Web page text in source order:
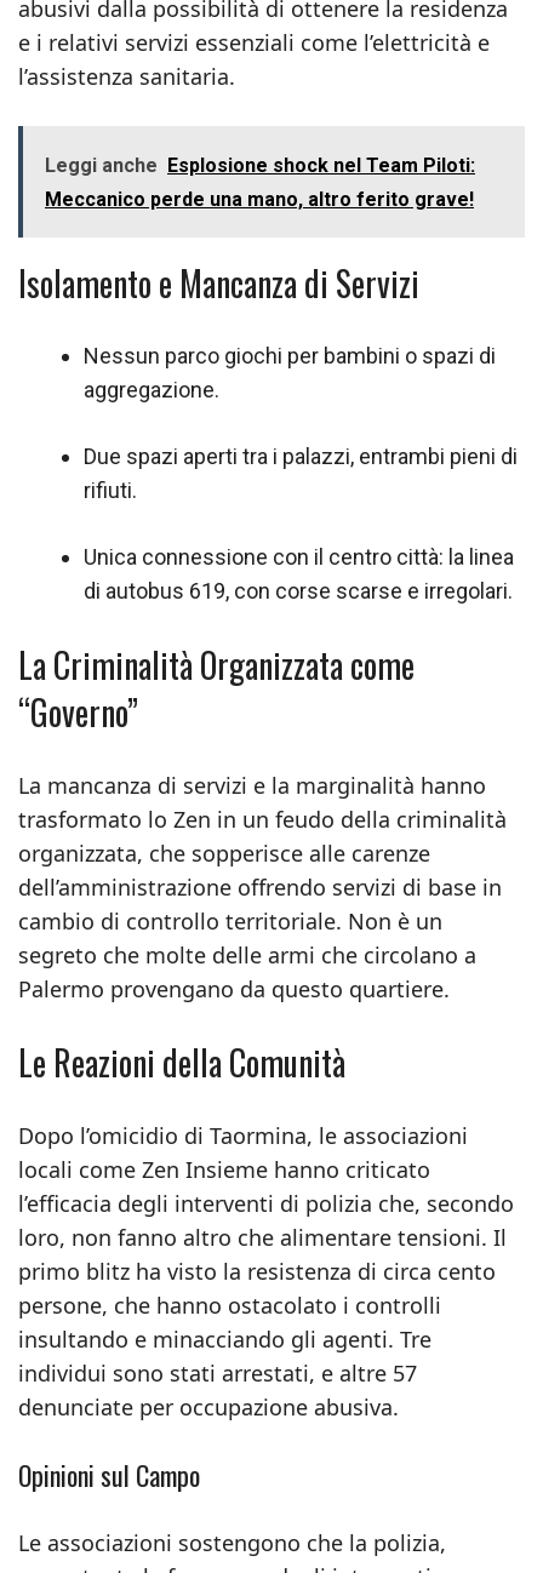
abusivi dalla possibilità di ottenere la residenza
e i relativi servizi essenziali come l’elettricità e
l’assistenza sanitaria.
Leggi anche Esplosione shock nel Team Piloti:
Meccanico perde una mano, altro ferito grave!
Isolamento e Mancanza di Servizi
Nessun parco giochi per bambini o spazi di
aggregazione.
Due spazi aperti tra i palazzi, entrambi pieni di
rifiuti.
Unica connessione con il centro città: la linea
di autobus 619, con corse scarse e irregolari.
La Criminalità Organizzata come
“Governo”
La mancanza di servizi e la marginalità hanno
trasformato lo Zen in un feudo della criminalità
organizzata, che sopperisce alle carenze
dell’amministrazione offrendo servizi di base in
cambio di controllo territoriale. Non è un
segreto che molte delle armi che circolano a
Palermo provengano da questo quartiere.
Le Reazioni della Comunità
Dopo l’omicidio di Taormina, le associazioni
locali come Zen Insieme hanno criticato
l’efficacia degli interventi di polizia che, secondo
loro, non fanno altro che alimentare tensioni. Il
primo blitz ha visto la resistenza di circa cento
persone, che hanno ostacolato i controlli
insultando e minacciando gli agenti. Tre
individui sono stati arrestati, e altre 57
denunciate per occupazione abusiva.
Opinioni sul Campo
Le associazioni sostengono che la polizia,